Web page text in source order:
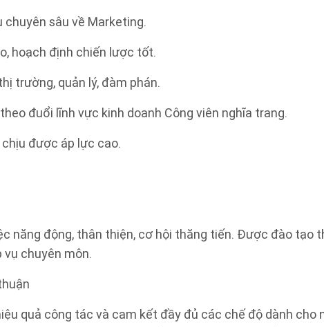
chuyên sâu về Marketing.
hoạch định chiến lược tốt.
trường, quản lý, đàm phán.
đuổi lĩnh vực kinh doanh Công viên nghĩa trang.
chịu được áp lực cao.
năng động, thân thiện, cơ hội thăng tiến. Được đào tạo
vụ chuyên môn.
quả công tác và cam kết đầy đủ các chế độ dành cho